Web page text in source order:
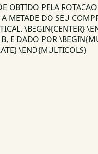
OBTIDO PELA
METADE DO SEU
\BEGIN{CENTER}
E DADO POR
\END{MULTICOLS}